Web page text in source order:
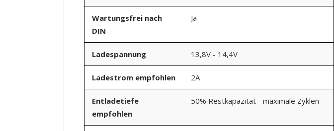
Wartungsfrei nach
DIN
Ja
Ladespannung 13,8V - 14,4V
Ladestrom empfohlen 2A
Entladetiefe
empfohlen
50% Restkapazität - maximale Zyklen